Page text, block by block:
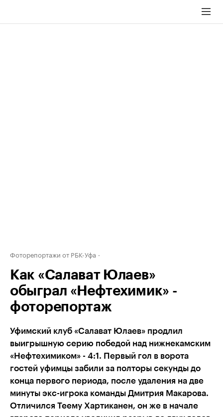
Фоторепортажи от РБК-Уфа
Как «Салават Юлаев»
обыграл «Нефтехимик» -
фоторепортаж
Уфимский клуб «Салават Юлаев» продлил
выигрышную серию победой над нижнекамским
«Нефтехимиком» - 4:1. Первый гол в ворота
гостей уфимцы забили за полторы секунды до
конца первого периода, после удаления на две
минуты экс-игрока команды Дмитрия Макарова.
Отличился Теему Хартиканен, он же в начале